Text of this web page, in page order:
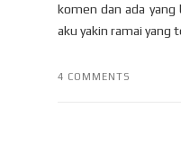
komen dan ada yang
aku yakin ramai yang
4 COMMENTS